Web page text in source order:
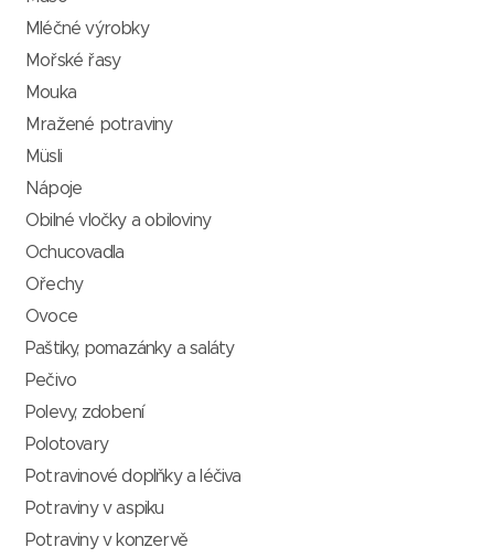
Mléčné výrobky
Mořské řasy
Mouka
Mražené potraviny
Müsli
Nápoje
Obilné vločky a obiloviny
Ochucovadla
Ořechy
Ovoce
Paštiky, pomazánky a saláty
Pečivo
Polevy, zdobení
Polotovary
Potravinové doplňky a léčiva
Potraviny v aspiku
Potraviny v konzervě